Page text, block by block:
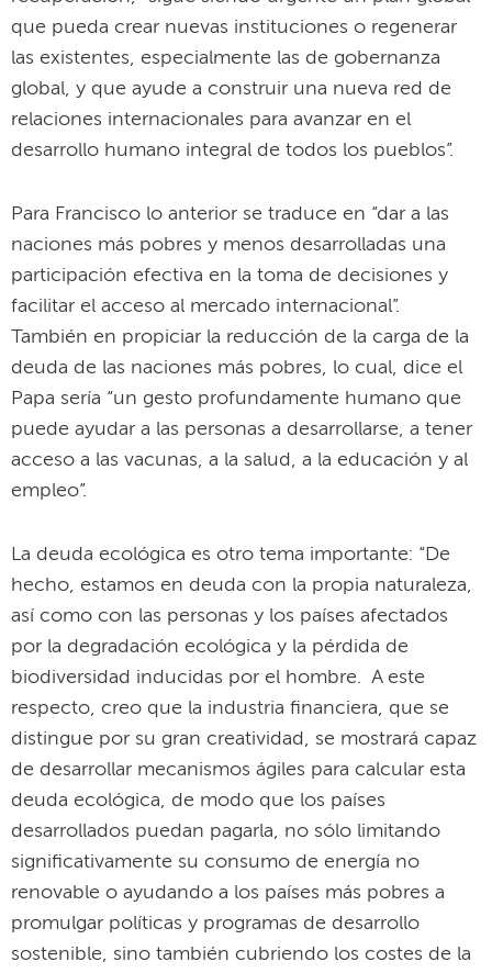
que pueda crear nuevas instituciones o regenerar
las existentes, especialmente las de gobernanza
global, y que ayude a construir una nueva red de
relaciones internacionales para avanzar en el
desarrollo humano integral de todos los pueblos”.
Para Francisco lo anterior se traduce en “dar a las
naciones más pobres y menos desarrolladas una
participación efectiva en la toma de decisiones y
facilitar el acceso al mercado internacional”.
También en propiciar la reducción de la carga de la
deuda de las naciones más pobres, lo cual, dice el
Papa sería “un gesto profundamente humano que
puede ayudar a las personas a desarrollarse, a tener
acceso a las vacunas, a la salud, a la educación y al
empleo”.
La deuda ecológica es otro tema importante: “De
hecho, estamos en deuda con la propia naturaleza,
así como con las personas y los países afectados
por la degradación ecológica y la pérdida de
biodiversidad inducidas por el hombre. A este
respecto, creo que la industria financiera, que se
distingue por su gran creatividad, se mostrará capaz
de desarrollar mecanismos ágiles para calcular esta
deuda ecológica, de modo que los países
desarrollados puedan pagarla, no sólo limitando
significativamente su consumo de energía no
renovable o ayudando a los países más pobres a
promulgar políticas y programas de desarrollo
sostenible, sino también cubriendo los costes de la